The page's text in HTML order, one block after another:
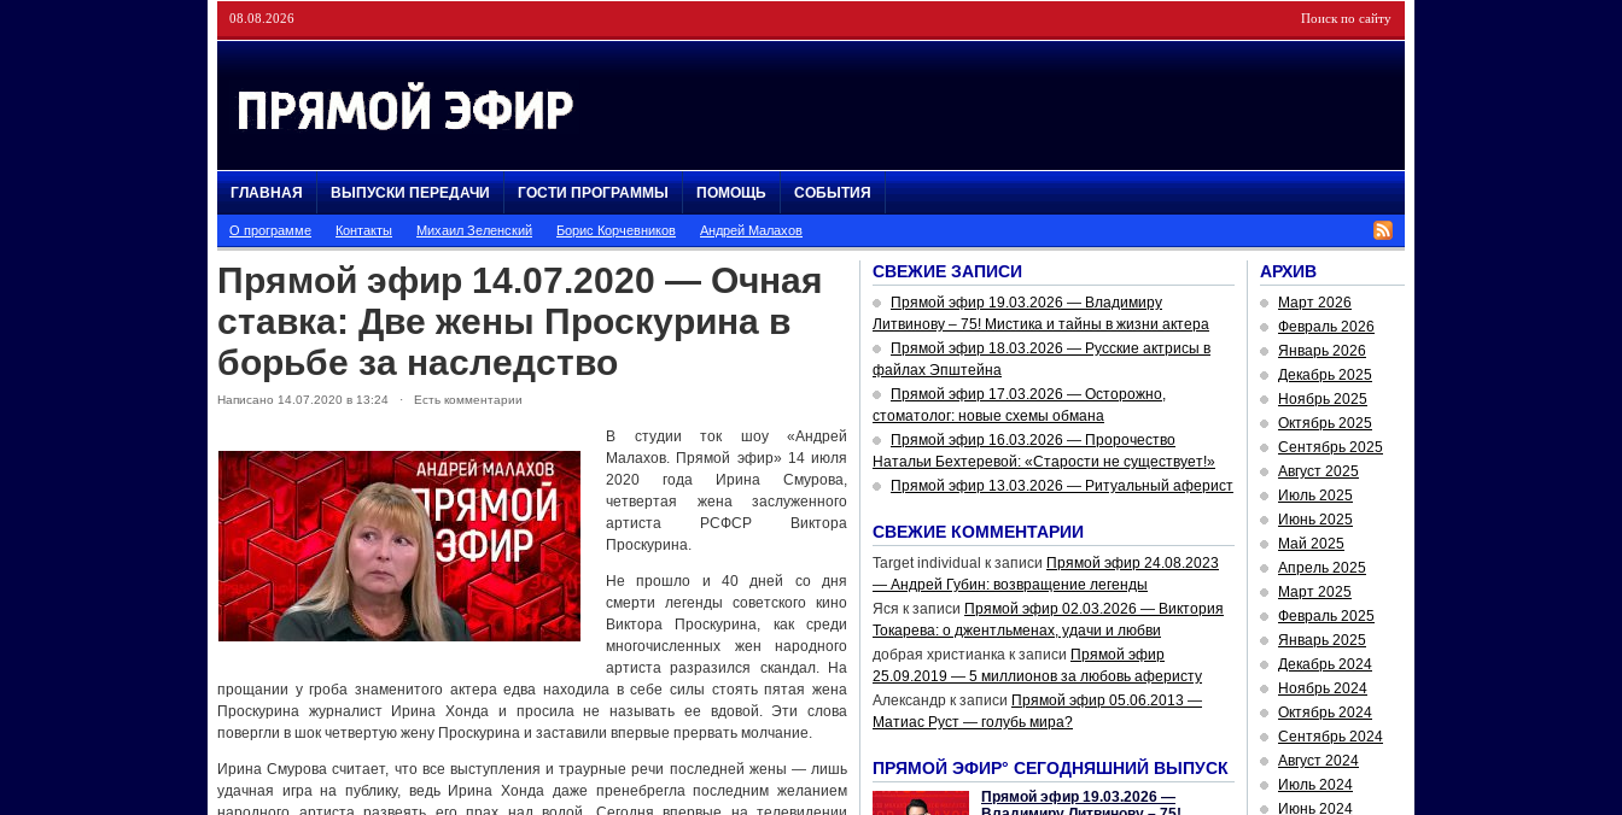
08.08.2026
ГЛАВНАЯ ВЫПУСКИ ПЕРЕДАЧИ ГОСТИ ПРОГРАММЫ ПОМОЩЬ СОБЫТИЯ
О программе Контакты Михаил Зеленский Борис Корчевников Андрей Малахов
Прямой эфир 14.07.2020 — Очная
ставка: Две жены Проскурина в
борьбе за наследство
Написано 14.07.2020 в 13:24 · Есть комментарии
В студии ток шоу «Андрей
Малахов. Прямой эфир» 14 июля
2020 года Ирина Смурова,
четвертая жена заслуженного
артиста РСФСР Виктора
Проскурина.
Не прошло и 40 дней со дня
смерти легенды советского кино
Виктора Проскурина, как среди
многочисленных жен народного
артиста разразился скандал. На
прощании у гроба знаменитого актера едва находила в себе силы стоять пятая жена
Проскурина журналист Ирина Хонда и просила не называть ее вдовой. Эти слова
повергли в шок четвертую жену Проскурина и заставили впервые прервать молчание.
Ирина Смурова считает, что все выступления и траурные речи последней жены — лишь
удачная игра на публику, ведь Ирина Хонда даже пренебрегла последним желанием
СВЕЖИЕ ЗАПИСИ
Прямой эфир 19.03.2026 — Владимиру
Литвинову – 75! Мистика и тайны в жизни актера
Прямой эфир 18.03.2026 — Русские актрисы в
файлах Эпштейна
Прямой эфир 17.03.2026 — Осторожно,
стоматолог: новые схемы обмана
Прямой эфир 16.03.2026 — Пророчество
Натальи Бехтеревой: «Старости не существует!»
Прямой эфир 13.03.2026 — Ритуальный аферист
СВЕЖИЕ КОММЕНТАРИИ
Target individual к записи Прямой эфир 24.08.2023
— Андрей Губин: возвращение легенды
Яся к записи Прямой эфир 02.03.2026 — Виктория
Токарева: о джентльменах, удачи и любви
добрая христианка к записи Прямой эфир
25.09.2019 — 5 миллионов за любовь аферисту
Александр к записи Прямой эфир 05.06.2013 —
Матиас Руст — голубь мира?
ПРЯМОЙ ЭФИР° СЕГОДНЯШНИЙ ВЫПУСК
Прямой эфир 19.03.2026 —
АРХИВ
Март 2026
Февраль 2026
Январь 2026
Декабрь 2025
Ноябрь 2025
Октябрь 2025
Сентябрь 2025
Август 2025
Июль 2025
Июнь 2025
Май 2025
Апрель 2025
Март 2025
Февраль 2025
Январь 2025
Декабрь 2024
Ноябрь 2024
Октябрь 2024
Сентябрь 2024
Август 2024
Июль 2024
Июнь 2024